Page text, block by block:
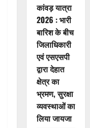
कांवड़ यात्रा
2026 : भारी
बारिश के बीच
जिलाधिकारी
एवं एसएसपी
द्वारा देहात
क्षेत्र का
भ्रमण, सुरक्षा
व्यवस्थाओं का
लिया जायजा